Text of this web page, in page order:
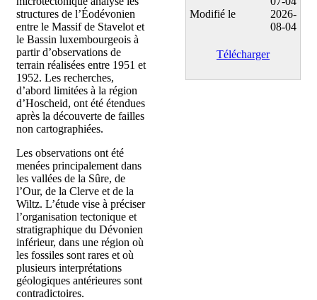
structures de l’Éodévonien
entre le Massif de Stavelot et
le Bassin luxembourgeois à
partir d’observations de
terrain réalisées entre 1951 et
1952. Les recherches,
d’abord limitées à la région
d’Hoscheid, ont été étendues
après la découverte de failles
non cartographiées.
Les observations ont été
menées principalement dans
les vallées de la Sûre, de
l’Our, de la Clerve et de la
Wiltz. L’étude vise à préciser
l’organisation tectonique et
stratigraphique du Dévonien
inférieur, dans une région où
les fossiles sont rares et où
plusieurs interprétations
géologiques antérieures sont
contradictoires.
Modifié le
2026-
08-04
Télécharger